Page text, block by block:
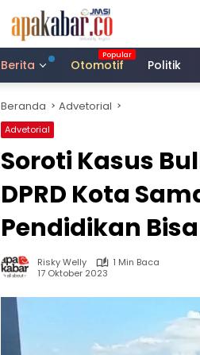
Berita
Otomotif Politik
Beranda Advetorial
Advetorial
Soroti Kasus
DPRD Kota
Pendidikan
Risky Welly
1 Min Baca
17 Oktober 2023